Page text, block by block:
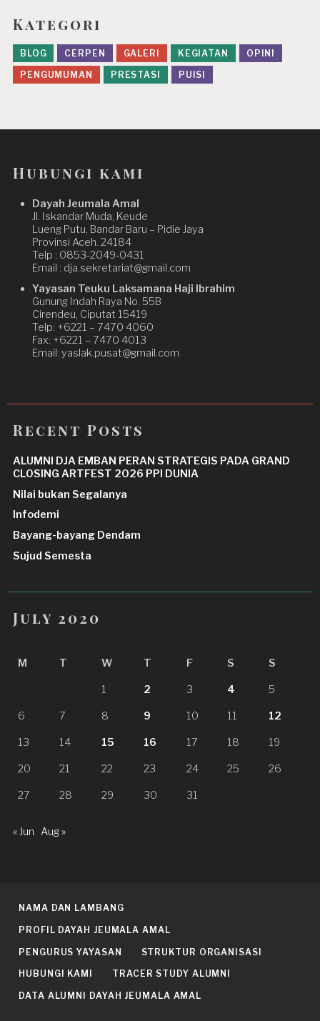
Kategori
BLOG CERPEN GALERI KEGIATAN
OPINI
PENGUMUMAN
PRESTASI PUISI
Hubungi kami
Dayah Jeumala Amal
Jl. Iskandar Muda, Keude
Lueng Putu, Bandar Baru – Pidie Jaya
Provinsi Aceh. 24184
Telp : 0853-2049-0431
Email : dja.sekretariat@gmail.com
Yayasan Teuku Laksamana Haji Ibrahim
Gunung Indah Raya No. 55B
Cirendeu, Ciputat 15419
Telp: +6221 – 7470 4060
Fax: +6221 – 7470 4013
Email: yaslak.pusat@gmail.com
Recent Posts
ALUMNI DJA EMBAN PERAN STRATEGIS PADA GRAND
CLOSING ARTFEST 2026 PPI DUNIA
Nilai bukan Segalanya
Infodemi
Bayang-bayang Dendam
Sujud Semesta
July 2020
M T W T F S S
1 2 3 4 5
6 7 8 9 10 11 12
13 14 15 16 17 18 19
20 21 22 23 24 25 26
27 28 29 30 31
« Jun Aug »
NAMA DAN LAMBANG
PROFIL DAYAH JEUMALA AMAL
PENGURUS YAYASAN STRUKTUR ORGANISASI
HUBUNGI KAMI TRACER STUDY ALUMNI
DATA ALUMNI DAYAH JEUMALA AMAL